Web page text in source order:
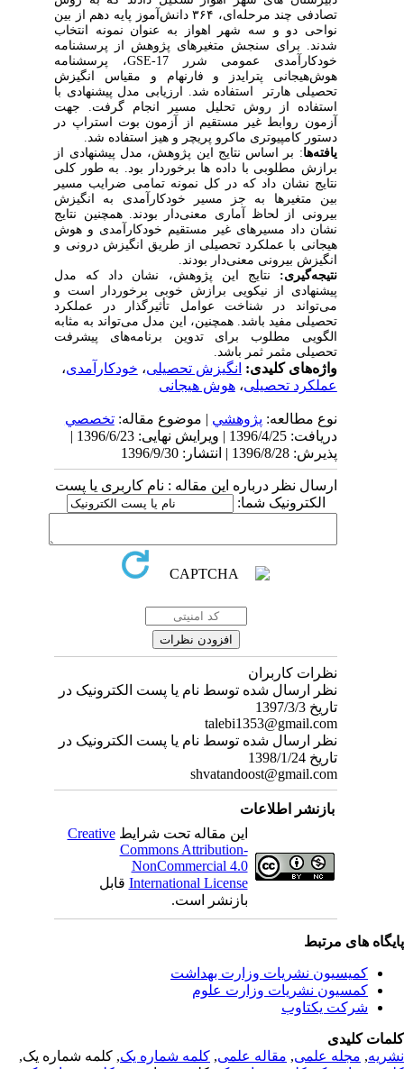
تصادفی چند مرحله‌­ای، ۳۶۴ دانش­‌‌آموز پایه دهم از بین
نواحی دو و سه شهر اهواز به عنوان نمونه انتخاب
شدند. برای سنجش متغیرهای پژوهش از
پرسشنامه
خودکارآمدی عمومی شرر
GSE-17، پرسشنامه
هوش‌هیجانی پترایدز و فارنهام و مقیاس انگیزش
تحصیلی هارتر استفاده شد. ارزیابی مدل پیشنهادی با
استفاده از روش تحلیل مسیر انجام گرفت. جهت
آزمون روابط غیر مستقیم از آزمون بوت استراپ در
دستور کامپیوتری ماکرو پریچر و هیز استفاده شد.
یافته‌­ها: بر اساس نتایج این پژوهش، مدل پیشنهادی از
برازش مطلوبی با داده ها برخوردار بود. به طور کلی
نتایج نشان داد که در کل نمونه تمامی ضرایب مسیر
بین متغیرها به جز مسیر خودکارآمدی به انگیزش
بیرونی از لحاظ آماری معنی­‌دار بودند. همچنین نتایج
نشان داد مسیرهای غیر مستقیم خودکارآمدی و هوش
هیجانی با عملکرد تحصیلی از طریق انگیزش درونی و
انگیزش بیرونی معنی­‌دار بودند.
نتیجه­‌گیری:نتایج این پژوهش، نشان داد که مدل
پیشنهادی از نیکویی برازش خوبی برخوردار است و
می­‌تواند در شناخت عوامل تأثیرگذار در عملکرد
تحصیلی مفید باشد. همچنین، این مدل می­‌تواند به مثابه
الگویی مطلوب برای تدوین برنامه‌­های پیشرفت
تحصیلی مثمر ثمر باشد.
واژه‌های کلیدی:انگیزش تحصیلی،خودکارآمدی،
عملکرد تحصیلی،هوش هیجانی
نوع مطالعه:پژوهشي| موضوع مقاله:تخصصي
دریافت: 1396/4/25 | ویرایش نهایی: 1396/6/23 |
پذیرش: 1396/8/28 | انتشار: 1396/9/30
ارسال نظر درباره این مقاله : نام کاربری یا پست
الکترونیک شما:
نظرات کاربران
نظر ارسال شده توسط نام یا پست الکترونیک در
تاریخ 1397/3/3
talebi1353@gmail.com
نظر ارسال شده توسط نام یا پست الکترونیک در
تاریخ 1398/1/24
shvatandoost@gmail.com
بازنشر اطلاعات
این مقاله تحت شرایطCreative
Commons Attribution-
NonCommercial 4.0
International Licenseقابل
بازنشر است.
های مرتبط
کمیسیون نشریات وزارت بهداشت
کمسیون نشریات وزارت علوم
شرکت یکتاوب
کلیدی
,مجله علمی, مقاله علمی, کلمه شماره یک, کلمه شماره یک,